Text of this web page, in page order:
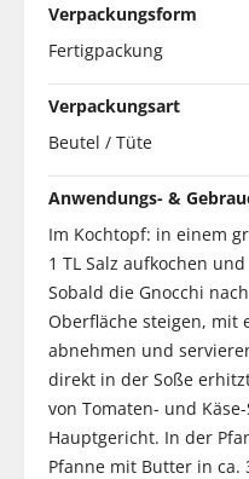
Verpackungsform
Fertigpackung
Verpackungsart
Beutel / Tüte
Anwendungs- &
Im Kochtopf: in einem
1 TL Salz aufkochen
Sobald die Gnocchi
Oberfläche steigen, mit
abnehmen und
direkt in der Soße
von Tomaten- und
Hauptgericht. In der
Pfanne mit Butter in